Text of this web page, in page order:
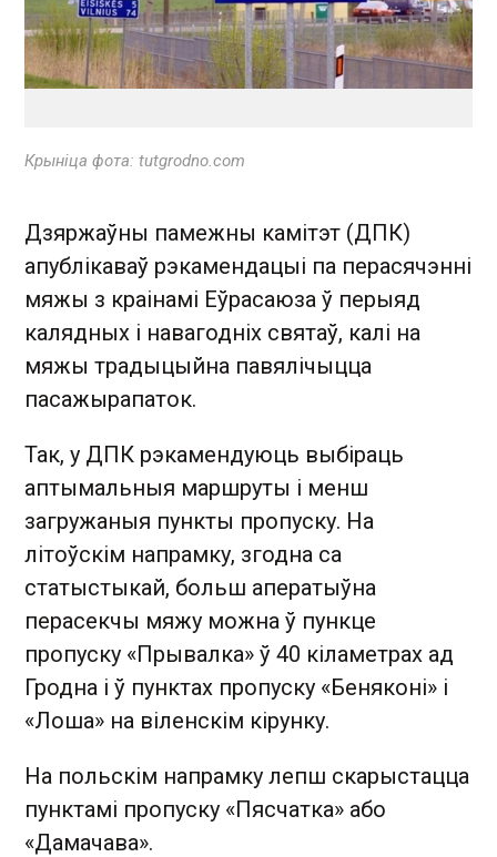
Крыніца фота: tutgrodno.com
Дзяржаўны памежны камітэт (ДПК)
апублікаваў рэкамендацыі па перасячэнні
мяжы з краінамі Еўрасаюза ў перыяд
калядных і навагодніх святаў, калі на
мяжы традыцыйна павялічыцца
пасажырапаток.
Так, у ДПК рэкамендуюць выбіраць
аптымальныя маршруты і менш
загружаныя пункты пропуску. На
літоўскім напрамку, згодна са
статыстыкай, больш аператыўна
перасекчы мяжу можна ў пункце
пропуску «Прывалка» ў 40 кіламетрах ад
Гродна і ў пунктах пропуску «Беняконі» і
«Лоша» на віленскім кірунку.
На польскім напрамку лепш скарыстацца
пунктамі пропуску «Пясчатка» або
«Дамачава».